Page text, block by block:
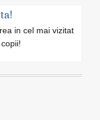
in cel mai vizitat